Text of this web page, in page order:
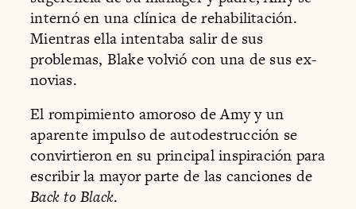
internó en una clínica de rehabilitación.
Mientras ella intentaba salir de sus
problemas, Blake volvió con una de sus ex-
novias.
El rompimiento amoroso de Amy y un
aparente impulso de autodestrucción se
convirtieron en su principal inspiración para
escribir la mayor parte de las canciones de
Back to Black.